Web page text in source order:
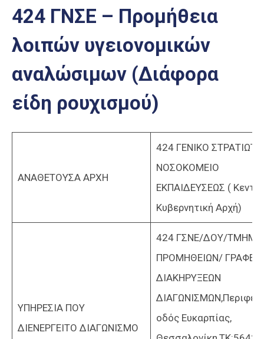
Υποστήριξη
Έκθεση
Παραδοσιακών
Επαγγελμάτων
Πιερία
424 ΓΝΣΕ – Προμήθεια
λοιπών υγειονομικών
αναλώσιμων (Διάφορα
είδη ρουχισμού)
ΑΝΑΘΕΤΟΥΣΑ ΑΡΧΗ
424 ΓΕΝΙΚΟ
ΝΟΣΟΚΟΜΕΙΟ
ΕΚΠΑΙΔΕΥΣΕΩΣ (
Κυβερνητική Αρχή)
ΥΠΗΡΕΣΙΑ ΠΟΥ
ΔΙΕΝΕΡΓΕΙΤΟ ΔΙΑΓΩΝΙΣΜΟ
424 ΓΣΝΕ/ΔΟΥ/ΤΜΗΜΑ
ΠΡΟΜΗΘΕΙΩΝ/ ΓΡΑΦΕΙΟ
ΔΙΑΚΗΡΥΞΕΩΝ
οδός Ευκαρπίας,